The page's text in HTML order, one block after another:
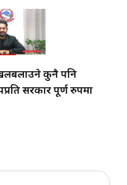
कुनै पनि
सरकार पूर्ण रुपमा